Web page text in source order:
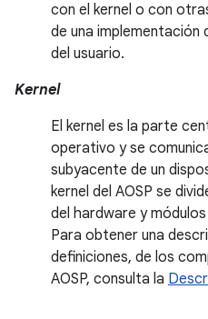
con el kernel o con
de una implementación
del usuario.
Kernel
El kernel es la parte
operativo y se
subyacente de un
kernel del AOSP se
del hardware y
Para obtener una
definiciones, de los
AOSP, consulta la